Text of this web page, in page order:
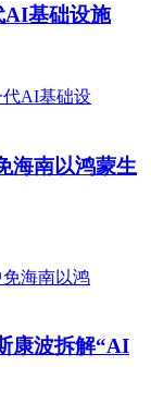
AI基础设施
海南以鸿蒙生
康波拆解“AI